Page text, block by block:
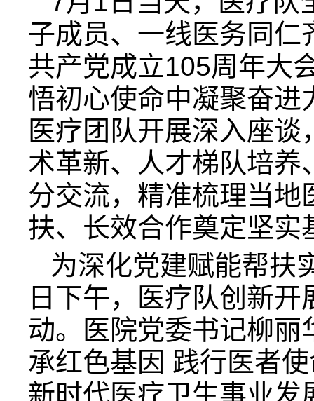
子成员、一线医务同
共产党成立105周年大
悟初心使命中凝聚奋进
医疗团队开展深入座
术革新、人才梯队培养
分交流，精准梳理当
扶、长效合作奠定坚实
为深化党建赋能帮扶
日下午，医疗队创新开
动。医院党委书记柳丽
承红色基因 践行医者
新时代医疗卫生事业发